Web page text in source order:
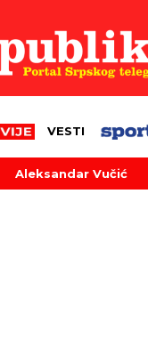
VESTI
Aleksandar Vučić